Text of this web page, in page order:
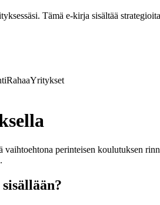
Tämä e-kirja sisältää
RahaaYritykset
perinteisen koulutuksen